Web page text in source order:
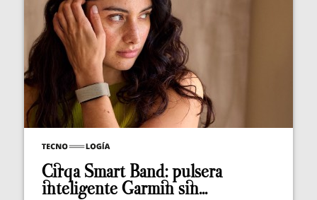
Cirqa Smart Band: pulsera
inteligente Garmin sin...